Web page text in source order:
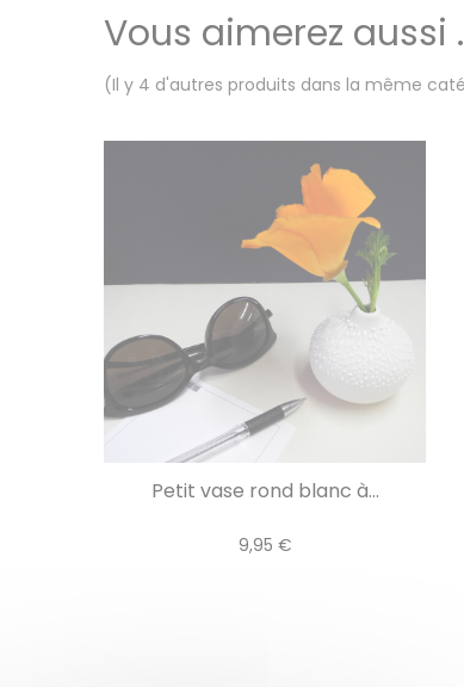
Vous aimerez aussi
(Il y 4 d'autres produits dans la même
Petit vase rond blanc à...
9,95 €